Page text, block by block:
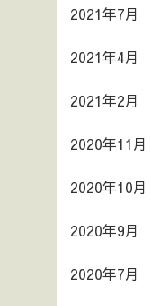
2021年7月
2021年4月
2021年2月
2020年11月
2020年10月
2020年9月
2020年7月